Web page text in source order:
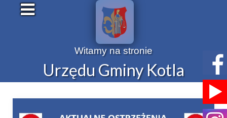
Witamy na stronie
Urzędu Gminy Kotla